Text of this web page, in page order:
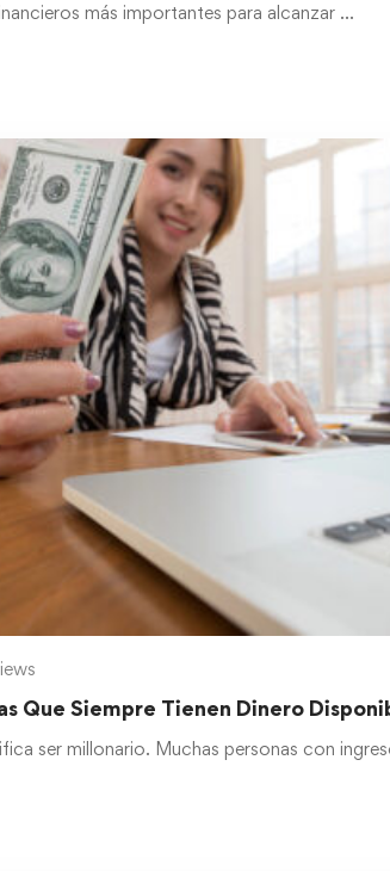
más importantes para alcanzar …
Que Siempre Tienen Dinero
ser millonario. Muchas personas con